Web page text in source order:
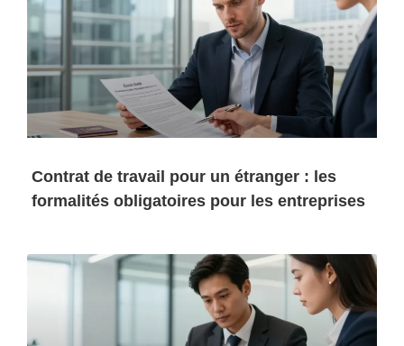
Contrat de travail pour un étranger : les
formalités obligatoires pour les entreprises